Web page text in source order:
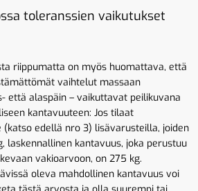
toleranssien vaikutukset
riippumatta on myös huomattava, että
vaihtelut massaan
että alaspäin – vaikuttavat peilikuvana
kantavuuteen: Jos tilaat
edellä nro 3) lisävarusteilla, joiden
laskennallinen kantavuus, joka perustuu
vakioarvoon, on 275 kg.
oleva mahdollinen kantavuus voi